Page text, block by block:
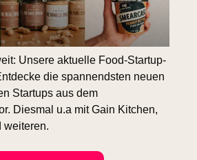
Unsere aktuelle Food-Startup-
die spannendsten neuen
Startups aus dem
Diesmal u.a mit Gain Kitchen,
weiteren.